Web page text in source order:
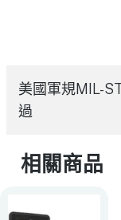
美國軍規MIL-
過
相關商品